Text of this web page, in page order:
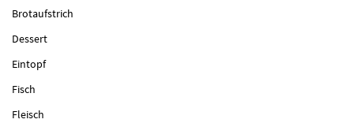
Brotaufstrich
Dessert
Eintopf
Fisch
Fleisch